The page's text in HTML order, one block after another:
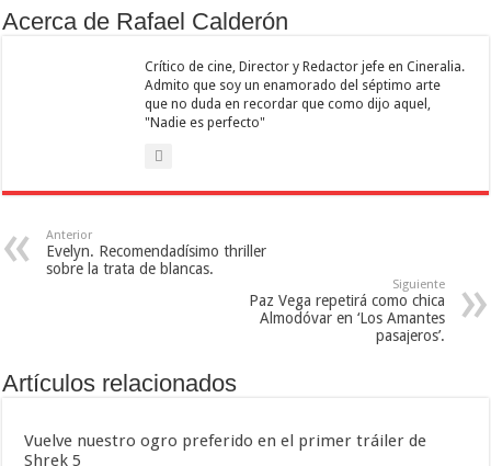
Acerca de Rafael Calderón
Crítico de cine, Director y Redactor jefe en Cineralia.
Admito que soy un enamorado del séptimo arte
que no duda en recordar que como dijo aquel,
"Nadie es perfecto"
Anterior
Evelyn. Recomendadísimo thriller
sobre la trata de blancas.
Siguiente
Paz Vega repetirá como chica
Almodóvar en ‘Los Amantes
pasajeros’.
Artículos relacionados
Vuelve nuestro ogro preferido en el primer tráiler de
Shrek 5